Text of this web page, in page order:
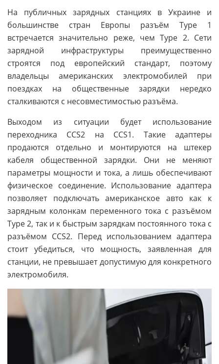
На публичных зарядных станциях в Украине и
большинстве стран Европы разъём Type 1
встречается значительно реже, чем Type 2. Сети
зарядной инфраструктуры преимущественно
строятся под европейский стандарт, поэтому
владельцы американских электромобилей при
поездках на общественные зарядки нередко
сталкиваются с несовместимостью разъёма.
Выходом из ситуации будет использование
переходника CCS2 на CCS1. Такие адаптеры
продаются отдельно и монтируются на штекер
кабеля общественной зарядки. Они не меняют
параметры мощности и тока, а лишь обеспечивают
физическое соединение. Использование адаптера
позволяет подключать американское авто как к
зарядным колонкам переменного тока с разъёмом
Type 2, так и к быстрым зарядкам постоянного тока с
разъёмом CCS2. Перед использованием адаптера
стоит убедиться, что мощность, заявленная для
станции, не превышает допустимую для конкретного
электромобиля.